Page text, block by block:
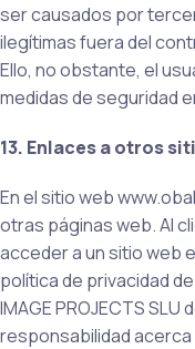
ser causados por
ilegítimas fuera del
Ello, no obstante, el
medidas de seguridad
13. Enlaces a otros
En el sitio web
otras páginas web. Al
acceder a un sitio web
política de privacidad
IMAGE PROJECTS
responsabilidad acerca